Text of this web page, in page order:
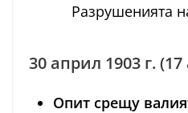
Разрушенията
30 април 1903 г.
Опит срещу